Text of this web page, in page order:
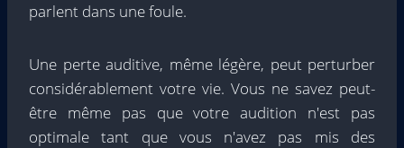
parlent dans une foule.
Une perte auditive, même légère, peut perturber
considérablement votre vie. Vous ne savez peut-
être même pas que votre audition n'est pas
optimale tant que vous n'avez pas mis des